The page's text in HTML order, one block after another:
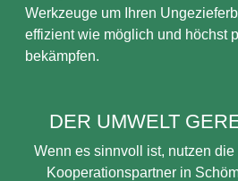
Werkzeuge um Ihren
effizient wie möglich und höchst
bekämpfen.
DER UMWELT
Wenn es sinnvoll ist, nutzen
Kooperationspartner in